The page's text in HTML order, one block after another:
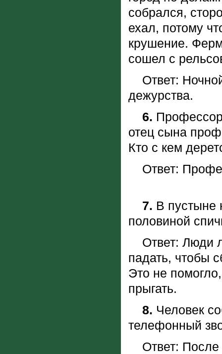
собрался,
ехал, потому
крушение.
сошел с
Ответ:
дежурства.
6.
отец сына
Кто с кем
Ответ:
7. В пустыне
половиной
Ответ: Люди
падать, чтобы
Это не
прыгать.
8. Человек
телефонный
Ответ: После